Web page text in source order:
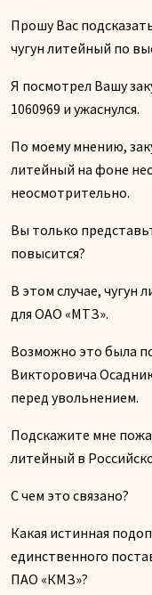
Прошу Вас
чугун литейный по
Я посмотрел Вашу
1060969 и ужаснулся.
По моему мнению,
литейный на фоне
неосмотрительно.
Вы только
повысится?
В этом случае, чугун
для ОАО «МТЗ».
Возможно это была
Викторовича
перед увольнением.
Подскажите мне
литейный в
С чем это связано?
Какая истинная
единственного
ПАО «КМЗ»?